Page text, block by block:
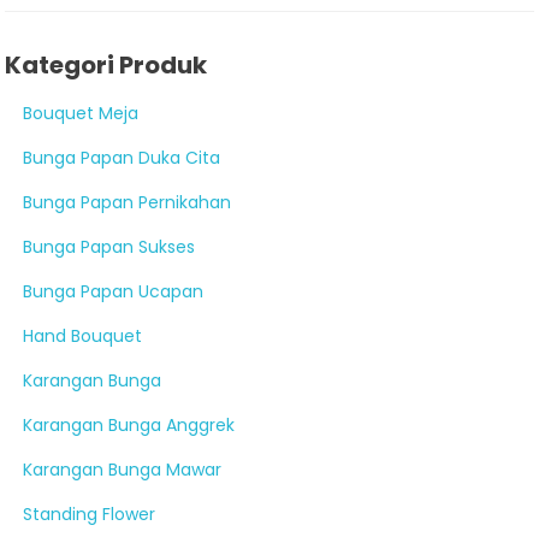
Kategori Produk
Bouquet Meja
Bunga Papan Duka Cita
Bunga Papan Pernikahan
Bunga Papan Sukses
Bunga Papan Ucapan
Hand Bouquet
Karangan Bunga
Karangan Bunga Anggrek
Karangan Bunga Mawar
Standing Flower